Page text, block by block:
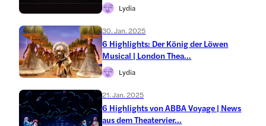
Lydia
30. Jan. 2025
6 Highlights: Der König der Löwen
Musical | London Thea...
Lydia
21. Jan. 2025
6 Highlights von ABBA Voyage | News
aus dem Theatervier...